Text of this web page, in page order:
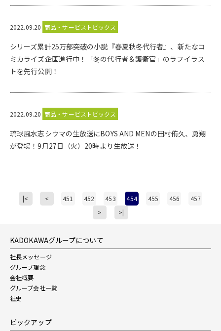
2022.09.20 商品・サービストピックス
シリーズ累計25万部突破の小説『春夏秋冬代行者』、新たなコ
ミカライズ企画進行中！「冬の代行者＆護衛官」のラフイラス
トを先行公開！
2022.09.20 商品・サービストピックス
琉球風水志シウマの生放送にBOYS AND MENの田村侑久、勇翔
が登場！9月27日（火）20時より生放送！
|< < 451 452 453 454 455 456
457
>
>|
KADOKAWAグループについて
社長メッセージ
グループ理念
会社概要
グループ会社一覧
社史
ピックアップ